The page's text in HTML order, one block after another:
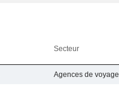
Secteur
Agences de voyage